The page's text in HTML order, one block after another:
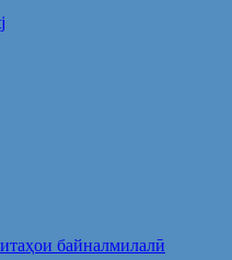
байналмилалӣ